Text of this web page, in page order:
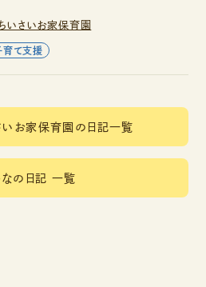
いさいお家保育園
育て支援
いお家保育園の日記一覧
の日記 一覧